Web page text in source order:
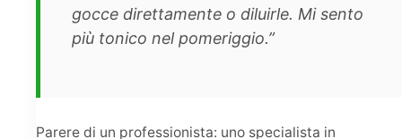
gocce direttamente o diluirle. Mi sento
più tonico nel pomeriggio.”
Parere di un professionista: uno specialista in